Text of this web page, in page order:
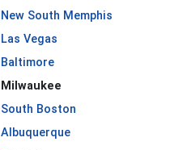
New South Memphis
Las Vegas
Baltimore
Milwaukee
South Boston
Albuquerque